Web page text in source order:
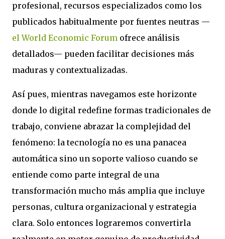
profesional, recursos especializados como los
publicados habitualmente por fuentes neutras —
el World Economic Forum ofrece análisis
detallados— pueden facilitar decisiones más
maduras y contextualizadas.
Así pues, mientras navegamos este horizonte
donde lo digital redefine formas tradicionales de
trabajo, conviene abrazar la complejidad del
fenómeno: la tecnología no es una panacea
automática sino un soporte valioso cuando se
entiende como parte integral de una
transformación mucho más amplia que incluye
personas, cultura organizacional y estrategia
clara. Solo entonces lograremos convertirla